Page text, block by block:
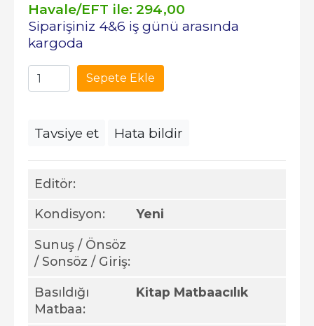
Editör:
Kondisyon: Yeni
Sunuş / Önsöz
/ Sonsöz / Giriş:
Basıldığı
Matbaa:
Kitap Matbaacılık
Havale/EFT ile: 294,00
Siparişiniz 4&6 iş günü arasında
kargoda
Sepete Ekle
Tavsiye et Hata bildir